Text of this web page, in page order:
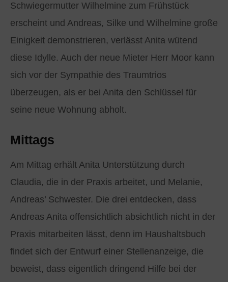
Schwiegermutter Wilhelmine zum Frühstück
erscheint und Andreas, Silke und Wilhelmine große
Einigkeit demonstrieren, verlässt Anita wütend
diese Idylle. Auch der neue Mieter Herr Moor kann
sich vor der Sympathie des Traumtrios
überzeugen, als er bei Anita den Schlüssel für
seine neue Wohnung abholt.
Mittags
Am Mittag erhält Anita Unterstützung durch
Claudia, die in der Praxis arbeitet, und Melanie,
Andreas’ Schwester. Die drei entdecken, dass
Andreas Anita offensichtlich absichtlich nicht in der
Praxis mitarbeiten lässt, denn im Haushaltsbuch
findet sich der Entwurf einer Stellenanzeige, die
beweist, dass eigentlich dringend Hilfe bei der